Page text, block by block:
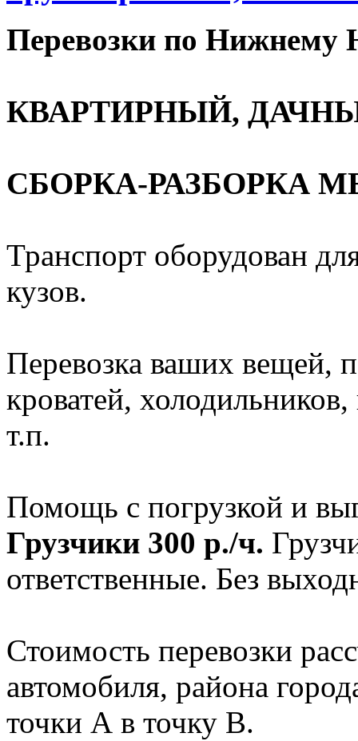
Перевозки по Нижнему
КВАРТИРНЫЙ,
СБОРКА-РАЗБОРКА
Транспорт оборудован
кузов.
Перевозка ваших вещей,
кроватей,
т.п.
Помощь с погрузкой и
Грузчики 300 р./ч.
ответственные. Без
Стоимость перевозки
автомобиля, района
точки А в точку В.